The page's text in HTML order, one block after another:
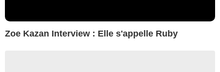
Zoe Kazan Interview : Elle s'appelle Ruby